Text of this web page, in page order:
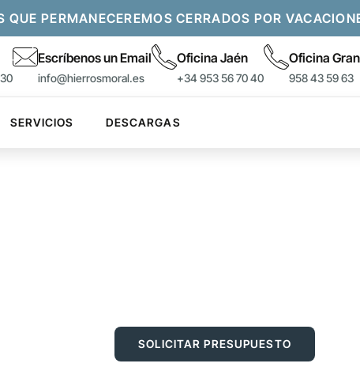
QUE PERMANECEREMOS CERRADOS POR
Escríbenos un Email
info@hierrosmoral.es
Oficina Jaén
+34 953 56 70 40
Oficina
958 43 59 63
SERVICIOS DESCARGAS
SOLICITAR PRESUPUESTO